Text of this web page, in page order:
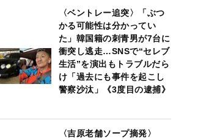
〈ベントレー追突〉「ぶつ
かる可能性は分かってい
た」韓国籍の刺青男が7台に
衝突し逃走…SNSで“セレブ
生活”を演出もトラブルだら
け「過去にも事件を起こし
警察沙汰」《3度目の逮捕》
〈吉原老舗ソープ摘発〉